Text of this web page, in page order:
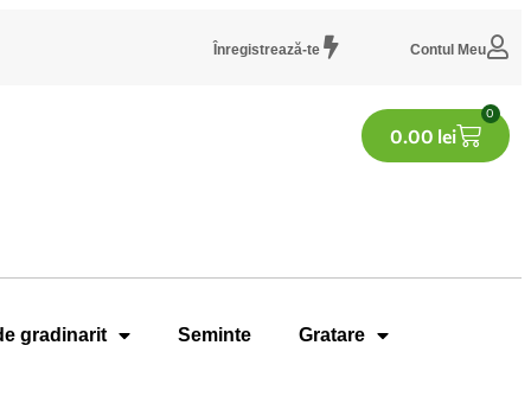
Înregistrează-te Contul Meu
0.00 lei
0
gradinarit Seminte Gratare